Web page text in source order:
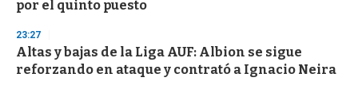
por el quinto puesto
23:27
Altas y bajas de la Liga AUF: Albion se sigue
reforzando en ataque y contrató a Ignacio Neira